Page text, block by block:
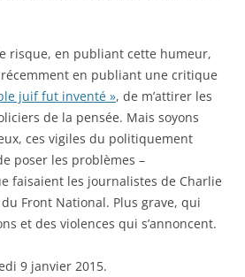
risque, en publiant cette humeur,
en publiant une critique
juif fut inventé », de m’attirer les
de la pensée. Mais soyons
ces vigiles du politiquement
poser les problèmes –
faisaient les journalistes de Charlie
Front National. Plus grave, qui
et des violences qui s’annoncent.
9 janvier 2015.